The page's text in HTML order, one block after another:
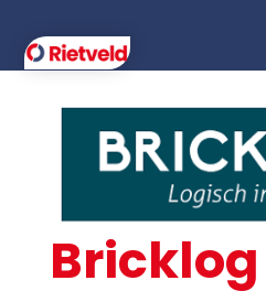
Bricklog